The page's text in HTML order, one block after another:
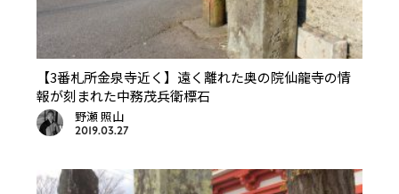
【3番札所金泉寺近く】遠く離れた奥の院仙龍寺の情
報が刻まれた中務茂兵衛標石
野瀬 照山
2019.03.27